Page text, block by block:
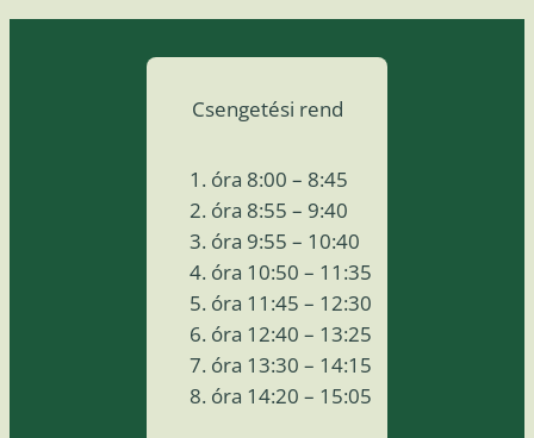
Csengetési rend
óra 8:00 – 8:45
óra 8:55 – 9:40
óra 9:55 – 10:40
óra 10:50 – 11:35
óra 11:45 – 12:30
óra 12:40 – 13:25
óra 13:30 – 14:15
óra 14:20 – 15:05